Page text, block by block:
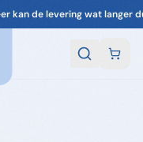
kan de levering wat langer